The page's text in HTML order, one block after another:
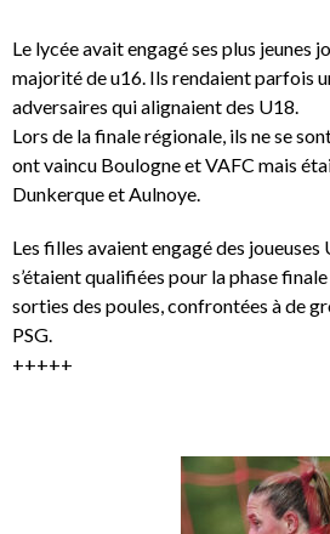
Le lycée avait engagé ses plus jeunes
majorité de u16. Ils rendaient parfois
adversaires qui alignaient des U18.
Lors de la finale régionale, ils ne se
ont vaincu Boulogne et VAFC mais
Dunkerque et Aulnoye.
Les filles avaient engagé des joueuses
s’étaient qualifiées pour la phase finale
sorties des poules, confrontées à de
PSG.
+++++